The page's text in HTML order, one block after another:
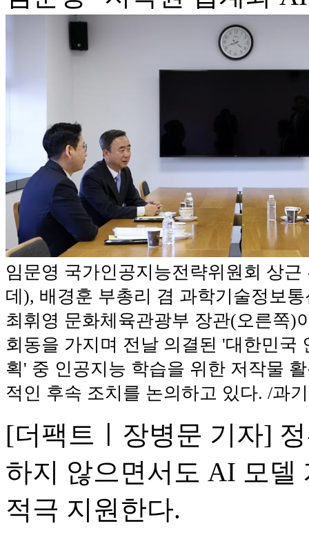
임문영 국가인공지능전략위원회 상근
데), 배경훈 부총리 겸 과학기술정보
최휘영 문화체육관광부 장관(오른쪽)
회동을 가지며 전날 의결된 '대한민국
획' 중 인공지능 학습을 위한 저작물
적인 후속 조치를 논의하고 있다. /과
[더팩트ㅣ장병문 기자]
하지 않으면서도 AI 모델
적극 지원한다.